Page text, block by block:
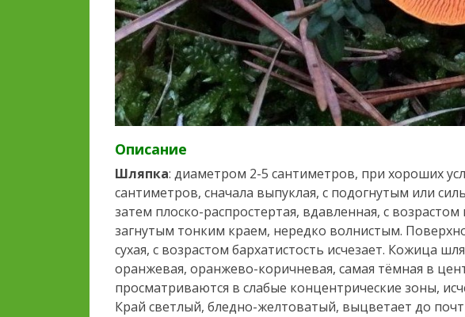
Описание
Шляпка: диаметром 2-5 сантиметров, при хороших
сантиметров, сначала выпуклая, с подогнутым или
затем плоско-распростертая, вдавленная, с
загнутым тонким краем, нередко волнистым.
сухая, с возрастом бархатистость исчезает. Кожица
оранжевая, оранжево-коричневая, самая тёмная в
просматриваются в слабые концентрические зоны,
Край светлый, бледно-желтоватый, выцветает до